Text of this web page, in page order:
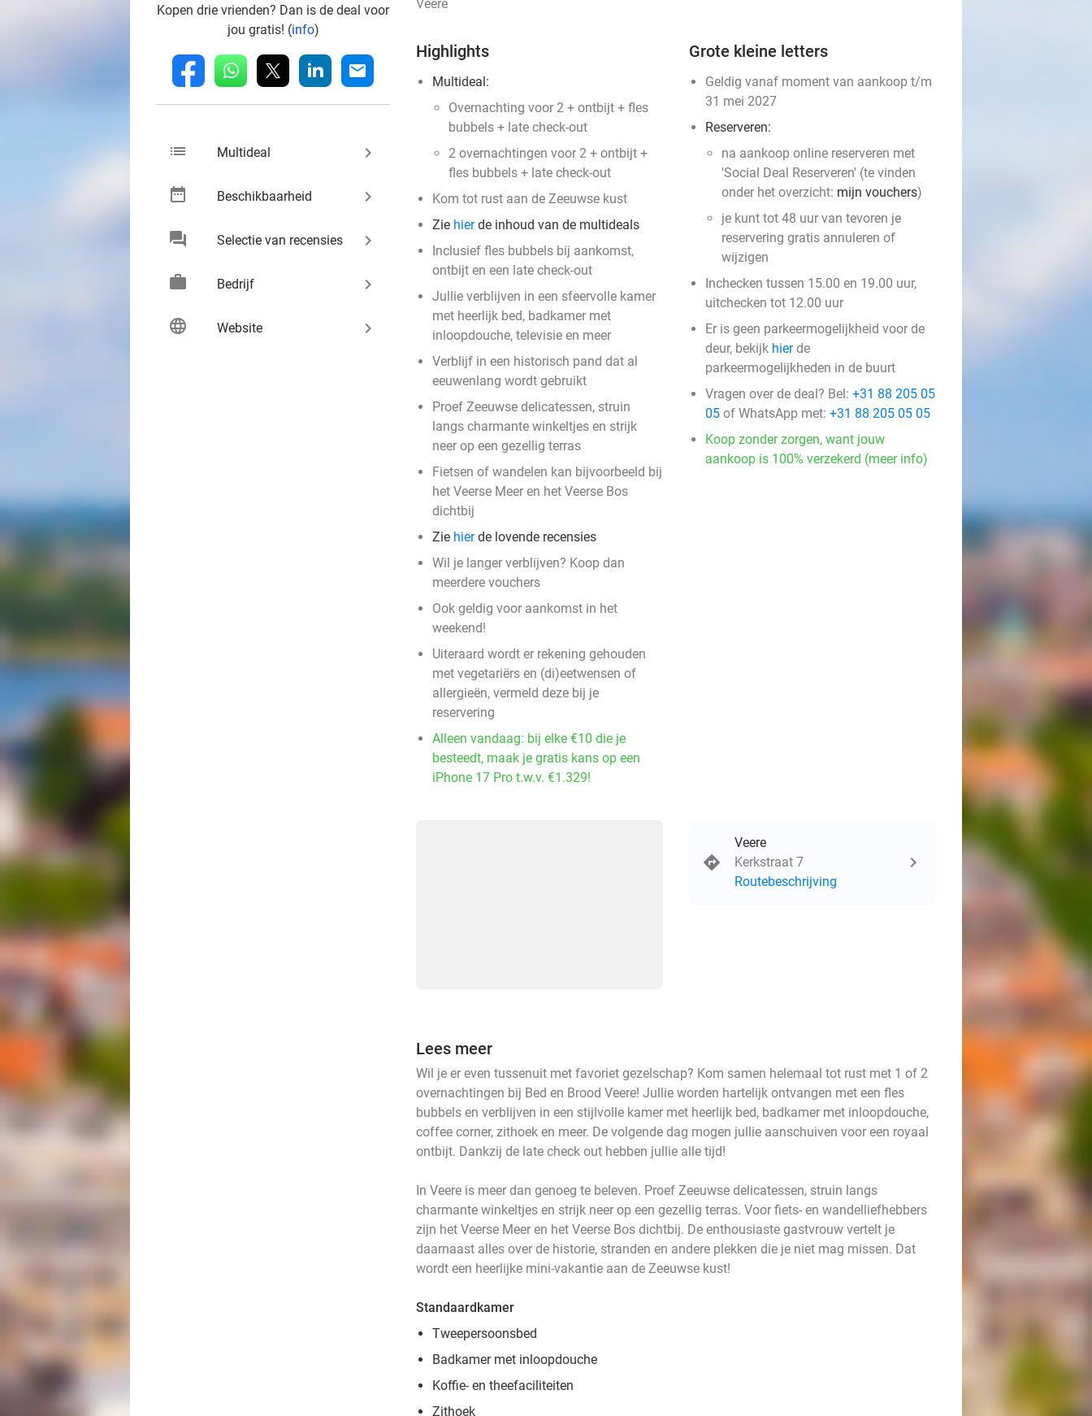
Kopen drie vrienden? Dan is de deal voor
jou gratis! (info)
fb whatsapp linkedin mail
list Multideal keyboard_arrow_right
date_range Beschikbaarheid keyboard_arrow_right
chat Selectie van recensies keyboard_arrow_right
work Bedrijf keyboard_arrow_right
language Website keyboard_arrow_right
Veere
Highlights
Multideal:
Overnachting voor 2 + ontbijt + fles
bubbels + late check-out
2 overnachtingen voor 2 + ontbijt +
fles bubbels + late check-out
Kom tot rust aan de Zeeuwse kust
Zie hierde inhoud van de multideals
Inclusief fles bubbels bij aankomst,
ontbijt en een late check-out
Jullie verblijven in een sfeervolle kamer
met heerlijk bed, badkamer met
inloopdouche, televisie en meer
Verblijf in een historisch pand dat al
eeuwenlang wordt gebruikt
Proef Zeeuwse delicatessen, struin
langs charmante winkeltjes en strijk
neer op een gezellig terras
Fietsen of wandelen kan bijvoorbeeld bij
het Veerse Meer en het Veerse Bos
dichtbij
Zie hierde lovende recensies
Wil je langer verblijven? Koop dan
meerdere vouchers
Ook geldig voor aankomst in het
weekend!
Uiteraard wordt er rekening gehouden
met vegetariërs en (di)eetwensen of
allergieën, vermeld deze bij je
reservering
Alleen vandaag: bij elke €10 die je
besteedt, maak je gratis kans op een
iPhone 17 Pro t.w.v. €1.329!
Grote kleine letters
Geldig vanaf moment van aankoop t/m
31 mei 2027
Reserveren:
na aankoop online reserveren met
'Social Deal Reserveren' (te vinden
onder het overzicht: mijn vouchers)
je kunt tot 48 uur van tevoren je
reservering gratis annuleren of
wijzigen
Inchecken tussen 15.00 en 19.00 uur,
uitchecken tot 12.00 uur
Er is geen parkeermogelijkheid voor de
deur, bekijk hierde
parkeermogelijkheden in de buurt
Vragen over de deal? Bel: +31 88 205 05
05 of WhatsApp met: +31 88 205 05 05
Koop zonder zorgen, want jouw
aankoop is 100% verzekerd (meer info)
Veere
Kerkstraat 7
Routebeschrijving
Lees meer
Wil je er even tussenuit met favoriet gezelschap? Kom samen helemaal tot rust met 1 of 2
overnachtingen bij Bed en Brood Veere! Jullie worden hartelijk ontvangen met een fles
bubbels en verblijven in een stijlvolle kamer met heerlijk bed, badkamer met inloopdouche,
coffee corner, zithoek en meer. De volgende dag mogen jullie aanschuiven voor een royaal
ontbijt. Dankzij de late check out hebben jullie alle tijd!
In Veere is meer dan genoeg te beleven. Proef Zeeuwse delicatessen, struin langs
charmante winkeltjes en strijk neer op een gezellig terras. Voor fiets- en wandelliefhebbers
zijn het Veerse Meer en het Veerse Bos dichtbij. De enthousiaste gastvrouw vertelt je
daarnaast alles over de historie, stranden en andere plekken die je niet mag missen. Dat
wordt een heerlijke mini-vakantie aan de Zeeuwse kust!
Standaardkamer
Tweepersoonsbed
Badkamer met inloopdouche
Koffie- en theefaciliteiten
Zithoek